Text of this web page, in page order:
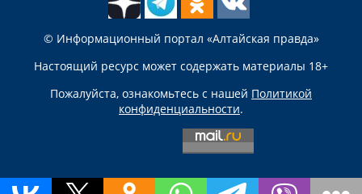
© Информационный портал «Алтайская правда»
Настоящий ресурс может содержать материалы 18+
Пожалуйста, ознакомьтесь с нашей Политикой
конфиденциальности.